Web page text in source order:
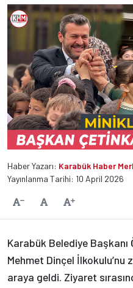
Haber Yazarı: Karabük Haber
Yayınlanma Tarihi: 10 April 2026
Yazıyı KüçültVarsayılanYazıyı Büyüt
Karabük Belediye
Mehmet Dinçel
araya geldi. Ziyaret